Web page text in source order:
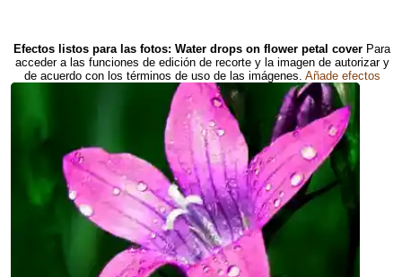
Efectos listos para las fotos: Water drops on flower petal cover Para
acceder a las funciones de edición de recorte y la imagen de autorizar y
de acuerdo con los términos de uso de las imágenes. Añade efectos